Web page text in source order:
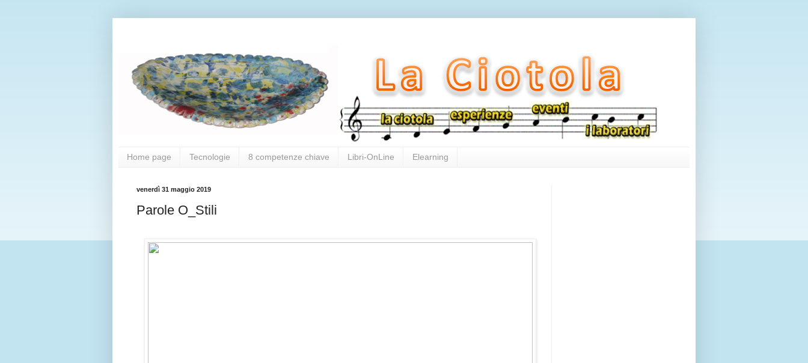
Home page Tecnologie 8 competenze chiave Libri-OnLine Elearning
venerdì 31 maggio 2019
Parole O_Stili